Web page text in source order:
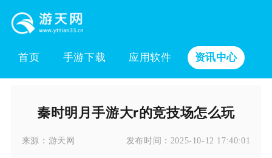
首页 手游下载 应用软件 资讯中心
秦时明月手游大r的竞技场怎么玩
来源： 游天网 发布时间： 2025-10-12 17:40:01